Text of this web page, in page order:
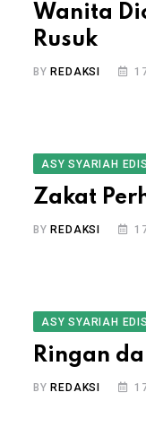
Wanita
Rusuk
BYREDAKSI
ASY SYARIAH
Zakat
BYREDAKSI
ASY SYARIAH
Ringan
BYREDAKSI